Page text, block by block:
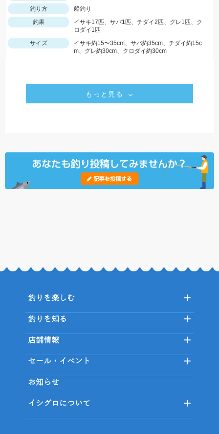
釣り方
船釣り
釣果
イサキ17匹、サバ1匹、チダイ2匹、グレ1匹、ク
ロダイ1匹
サイズ
イサキ約15〜35cm、サバ約35cm、チダイ約15c
m、グレ約30cm、クロダイ約30cm
もっと見る
釣りを楽しむ
釣りを知る
店舗情報
セール・イベント
お知らせ
イシグロについて